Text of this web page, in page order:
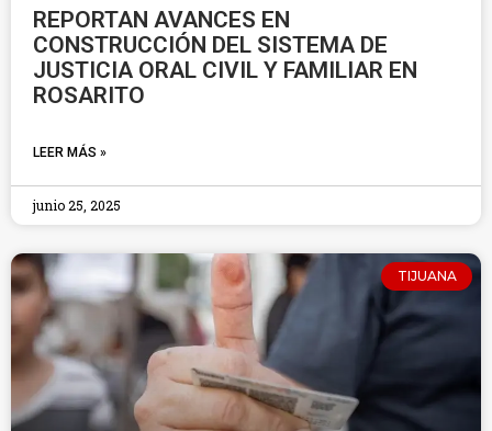
REPORTAN AVANCES EN
CONSTRUCCIÓN DEL SISTEMA DE
JUSTICIA ORAL CIVIL Y FAMILIAR EN
ROSARITO
LEER MÁS »
junio 25, 2025
TIJUANA